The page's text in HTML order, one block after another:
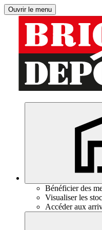
Ouvrir le menu
Bénéficier des
Visualiser les
Accéder aux